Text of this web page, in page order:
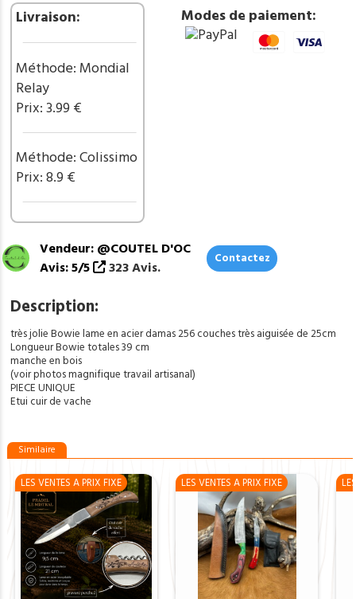
avec
manche
en
bois
garde
en
acier
ref
BC19
Livraison:
Méthode: Mondial
Relay
Prix: 3.99 €
Méthode: Colissimo
Prix: 8.9 €
Modes de paiement:
Vendeur: @COUTEL D'OC
Avis: 5/5
323 Avis.
Contactez
Description:
très jolie Bowie lame en acier damas 256 couches très aiguisée de 25cm
Longueur Bowie totales 39 cm
manche en bois
(voir photos magnifique travail artisanal)
PIECE UNIQUE
Etui cuir de vache
Similaire
LES VENTES A PRIX FIXE LES VENTES A PRIX FIXE